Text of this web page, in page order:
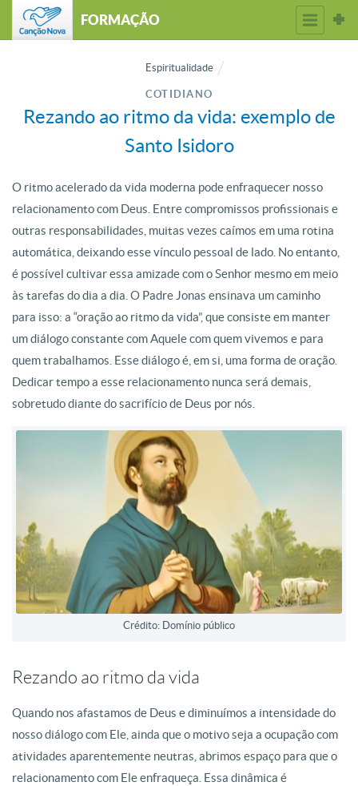
FORMAÇÃO
Espiritualidade
COTIDIANO
Rezando ao ritmo da vida: exemplo de
Santo Isidoro
O ritmo acelerado da vida moderna pode enfraquecer nosso
relacionamento com Deus. Entre compromissos profissionais e
outras responsabilidades, muitas vezes caímos em uma rotina
automática, deixando esse vínculo pessoal de lado. No entanto,
é possível cultivar essa amizade com o Senhor mesmo em meio
às tarefas do dia a dia. O Padre Jonas ensinava um caminho
para isso: a “oração ao ritmo da vida”, que consiste em manter
um diálogo constante com Aquele com quem vivemos e para
quem trabalhamos. Esse diálogo é, em si, uma forma de oração.
Dedicar tempo a esse relacionamento nunca será demais,
sobretudo diante do sacrifício de Deus por nós.
Crédito: Domínio público
Rezando ao ritmo da vida
Quando nos afastamos de Deus e diminuímos a intensidade do
nosso diálogo com Ele, ainda que o motivo seja a ocupação com
atividades aparentemente neutras, abrimos espaço para que o
relacionamento com Ele enfraqueça. Essa dinâmica é